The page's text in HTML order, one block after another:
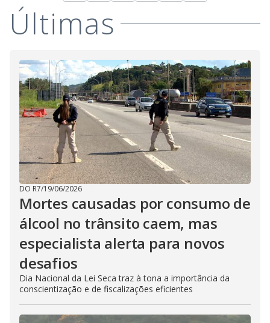
Últimas
DO R7/19/06/2026
Mortes causadas por consumo de
álcool no trânsito caem, mas
especialista alerta para novos
desafios
Dia Nacional da Lei Seca traz à tona a importância da
conscientização e de fiscalizações eficientes